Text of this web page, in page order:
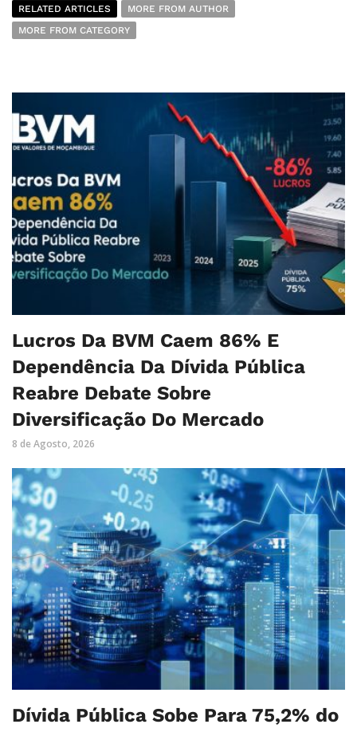
RELATED ARTICLES
MORE FROM AUTHOR
MORE FROM CATEGORY
Lucros Da BVM Caem 86% E
Dependência Da Dívida Pública
Reabre Debate Sobre
Diversificação Do Mercado
8 de Agosto, 2026
Dívida Pública Sobe Para 75,2% do